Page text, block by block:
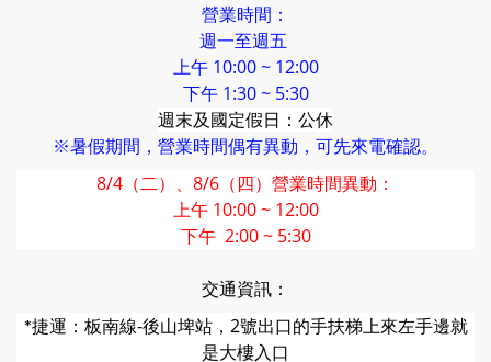
營業時間：
週一至週五
上午 10:00 ~ 12:00
下午 1:30 ~ 5:30
週末及國定假日：公休
※暑假期間，營業時間偶有異動，可先來電確認。
8/4（二）、8/6（四）營業時間異動：
上午 10:00 ~ 12:00
下午 2:00 ~ 5:30
交通資訊：
*捷運：板南線-後山埤站，2號出口的手扶梯上來左手邊就
是大樓入口